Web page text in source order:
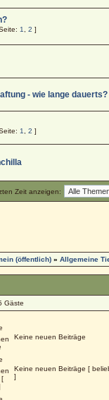
1 ,2 ]
- wie lange dauerts?
1 ,2 ]
Zeit anzeigen:
(öffentlich) »Allgemeine
Gäste
Keine neuen Beiträge
Keine neuen Beiträge [
]